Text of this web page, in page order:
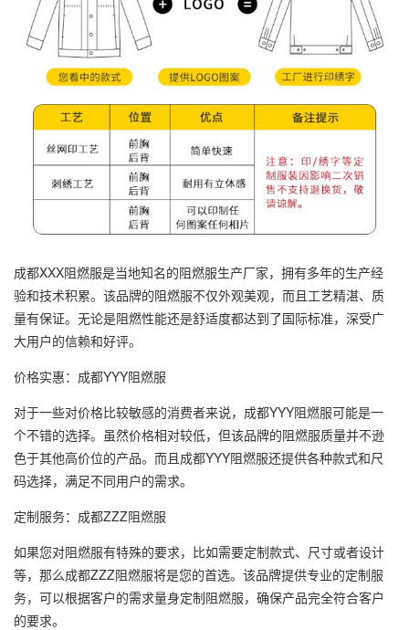
成都XXX阻燃服是当地知名的阻燃服生产厂家，拥有多年的生产经
验和技术积累。该品牌的阻燃服不仅外观美观，而且工艺精湛、质
量有保证。无论是阻燃性能还是舒适度都达到了国际标准，深受广
大用户的信赖和好评。
价格实惠：成都YYY阻燃服
对于一些对价格比较敏感的消费者来说，成都YYY阻燃服可能是一
个不错的选择。虽然价格相对较低，但该品牌的阻燃服质量并不逊
色于其他高价位的产品。而且成都YYY阻燃服还提供各种款式和尺
码选择，满足不同用户的需求。
定制服务：成都ZZZ阻燃服
如果您对阻燃服有特殊的要求，比如需要定制款式、尺寸或者设计
等，那么成都ZZZ阻燃服将是您的首选。该品牌提供专业的定制服
务，可以根据客户的需求量身定制阻燃服，确保产品完全符合客户
的要求。